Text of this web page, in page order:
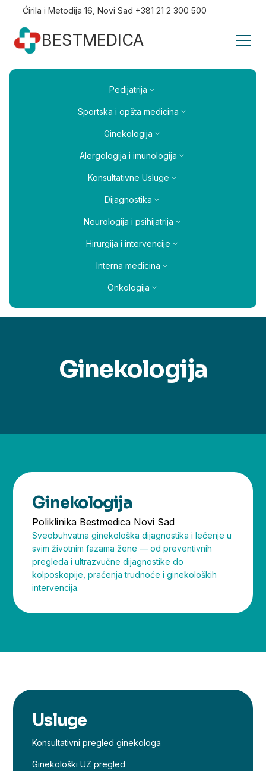
Ćirila i Metodija 16, Novi Sad +381 21 2 300 500
BESTMEDICA
Pedijatrija
Sportska i opšta medicina
Ginekologija
Alergologija i imunologija
Konsultativne Usluge
Dijagnostika
Neurologija i psihijatrija
Hirurgija i intervencije
Interna medicina
Onkologija
Ginekologija
Ginekologija
Poliklinika Bestmedica Novi Sad
Sveobuhvatna ginekološka dijagnostika i lečenje u
svim životnim fazama žene — od preventivnih
pregleda i ultrazvučne dijagnostike do
kolposkopije, praćenja trudnoće i ginekoloških
intervencija.
Usluge
Konsultativni pregled ginekologa
Ginekološki UZ pregled